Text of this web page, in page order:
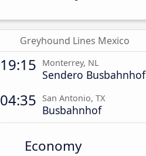
Greyhound Lines Mexico
19:15 Monterrey, NL
Sendero Busbahnhof
04:35 San Antonio, TX
Busbahnhof
Economy